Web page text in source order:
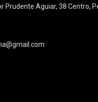
Prudente Aguiar, 38 Centro,